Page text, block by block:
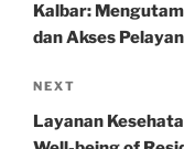
Kalbar:
dan Akses
Next
Post
NEXT
Layanan